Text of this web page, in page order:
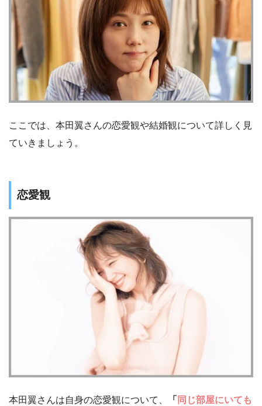
ここでは、本田翼さんの恋愛観や結婚観について詳しく見
ていきましょう。
恋愛観
本田翼さんは自身の恋愛観について、 「 同じ部屋にいても